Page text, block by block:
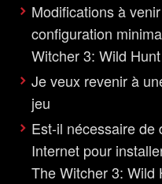
Modifications à
configuration
Witcher 3: Wild Hunt
Je veux revenir à
jeu
Est-il nécessaire de
Internet pour
The Witcher 3: Wild